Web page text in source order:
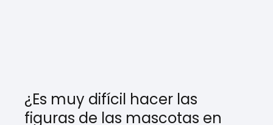
¿Es muy difícil hacer las
figuras de las mascotas en